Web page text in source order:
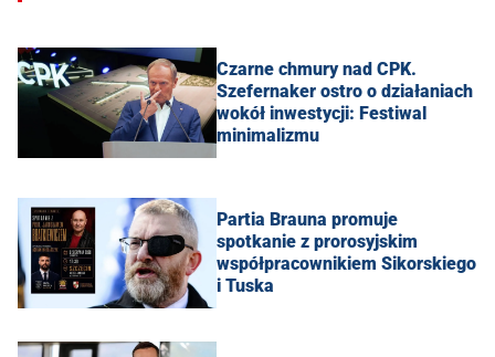
Czarne chmury nad CPK.
Szefernaker ostro o działaniach
wokół inwestycji: Festiwal
minimalizmu
Partia Brauna promuje
spotkanie z prorosyjskim
współpracownikiem Sikorskiego
i Tuska